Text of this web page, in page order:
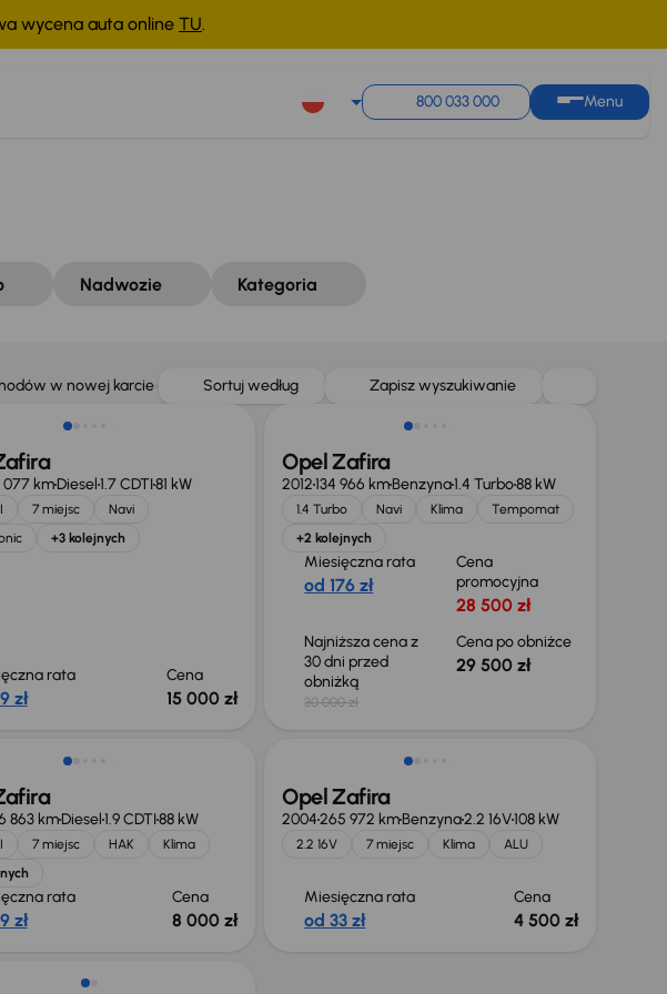
wycena auta online TU.
800 033 000 Menu
Nadwozie Kategoria
w nowej karcie Sortuj według Zapisz wyszukiwanie
077 kmDiesel1.7 CDTI81 kW
7 miejsc
Navi
+3 kolejnych
rata
zł
Cena
15 000 zł
Taniej o 500 zł
Opel Zafira
2012134 966 kmBenzyna1.4 Turbo88 kW
1.4 Turbo Navi Klima
Tempomat
+2 kolejnych
Miesięczna rata
od 176 zł
Cena
promocyjna
28 500 zł
Najniższa cena z
30 dni przed
obniżką
30 000 zł
Cena po obniżce
29 500 zł
863 kmDiesel1.9 CDTI88 kW
7 miejsc HAK
Klima
rata
zł
Cena
8 000 zł
Opel Zafira
2004265 972 kmBenzyna2.2 16V108 kW
2.2 16V 7 miejsc Klima ALU
Miesięczna rata
od 33 zł
Cena
4 500 zł